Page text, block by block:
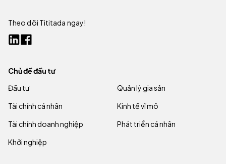
Theo dõi Tititada ngay!
Chủ đề đầu tư
Đầu tư
Quản lý gia sản
Tài chính cá nhân
Kinh tế vĩ mô
Tài chính doanh nghiệp
Phát triển cá nhân
Khởi nghiệp